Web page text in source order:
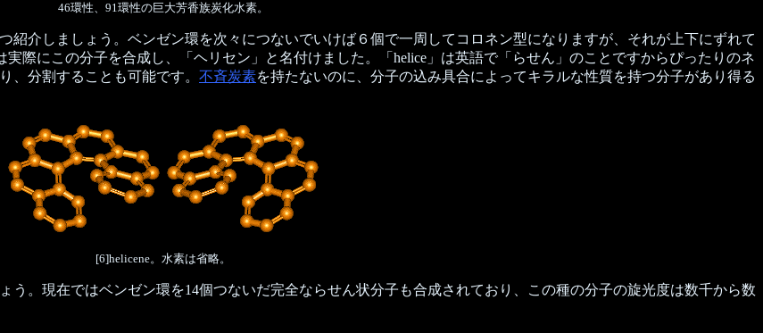
46環性、91環性の巨大芳香族炭化水素。
介しましょう。ベンゼン環を次々につないでいけば６個で一周してコロネン型になりますが、それが上下にずれて
際にこの分子を合成し、「ヘリセン」と名付けました。「helice」は英語で「らせん」のことですからぴったりのネ
、分割することも可能です。 不斉炭素を持たないのに、分子の込み具合によってキラルな性質を持つ分子があり得る
[6]helicene。水素は省略。
。現在ではベンゼン環を14個つないだ完全ならせん状分子も合成されており、この種の分子の旋光度は数千から数